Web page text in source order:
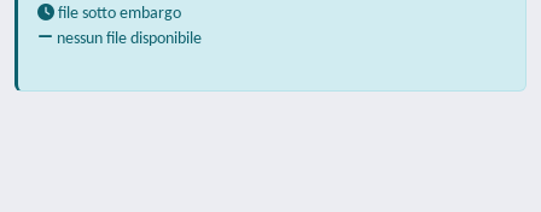
file sotto embargo
nessun file disponibile